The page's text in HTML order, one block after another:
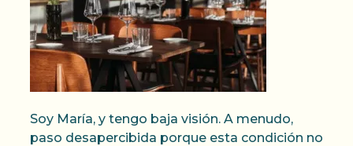
Soy María, y tengo baja visión. A menudo,
paso desapercibida porque esta condición no